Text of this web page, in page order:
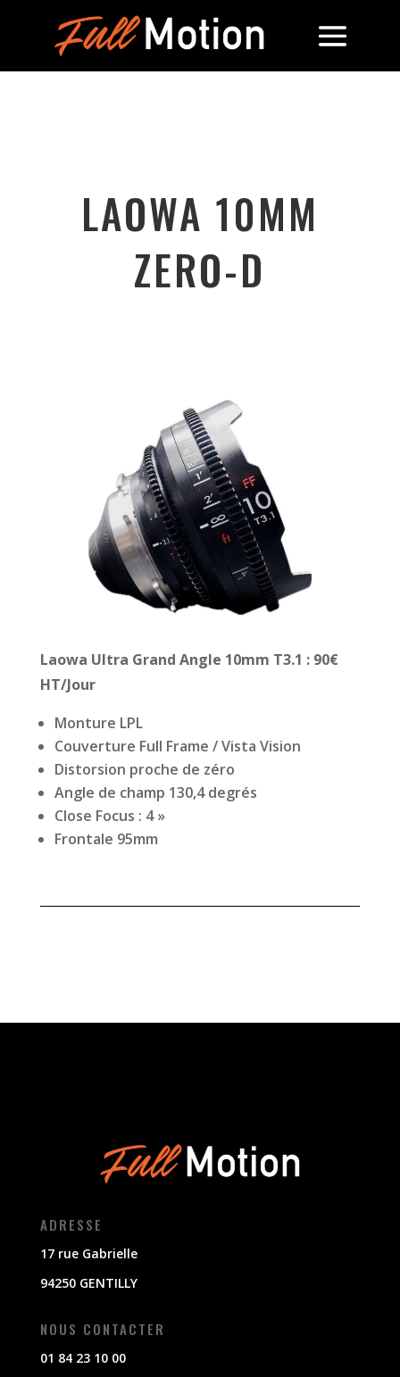
LAOWA 10MM
ZERO-D
Laowa Ultra Grand Angle 10mm T3.1 : 90€
HT/Jour
Monture LPL
Couverture Full Frame / Vista Vision
Distorsion proche de zéro
Angle de champ 130,4 degrés
Close Focus : 4 »
Frontale 95mm
ADRESSE
17 rue Gabrielle
94250 GENTILLY
NOUS CONTACTER
01 84 23 10 00